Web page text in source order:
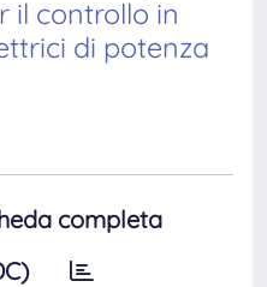
il controllo in
di potenza
completa